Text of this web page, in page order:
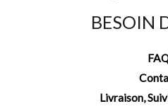
BESOIN
Livraison,